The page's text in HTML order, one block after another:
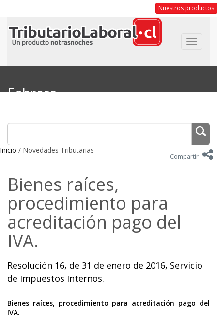
Nuestros productos
Toggle
Febrero
Inicio / Novedades Tributarias
Compartir
Bienes raíces,
procedimiento para
acreditación pago del
IVA.
Resolución 16, de 31 de enero de 2016, Servicio
de Impuestos Internos.
Bienes raíces, procedimiento para acreditación pago del
IVA.